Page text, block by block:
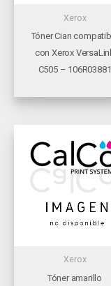
Xerox
Tóner Cian
con Xerox
C505 – 106R03881
Xerox
Tóner amarillo